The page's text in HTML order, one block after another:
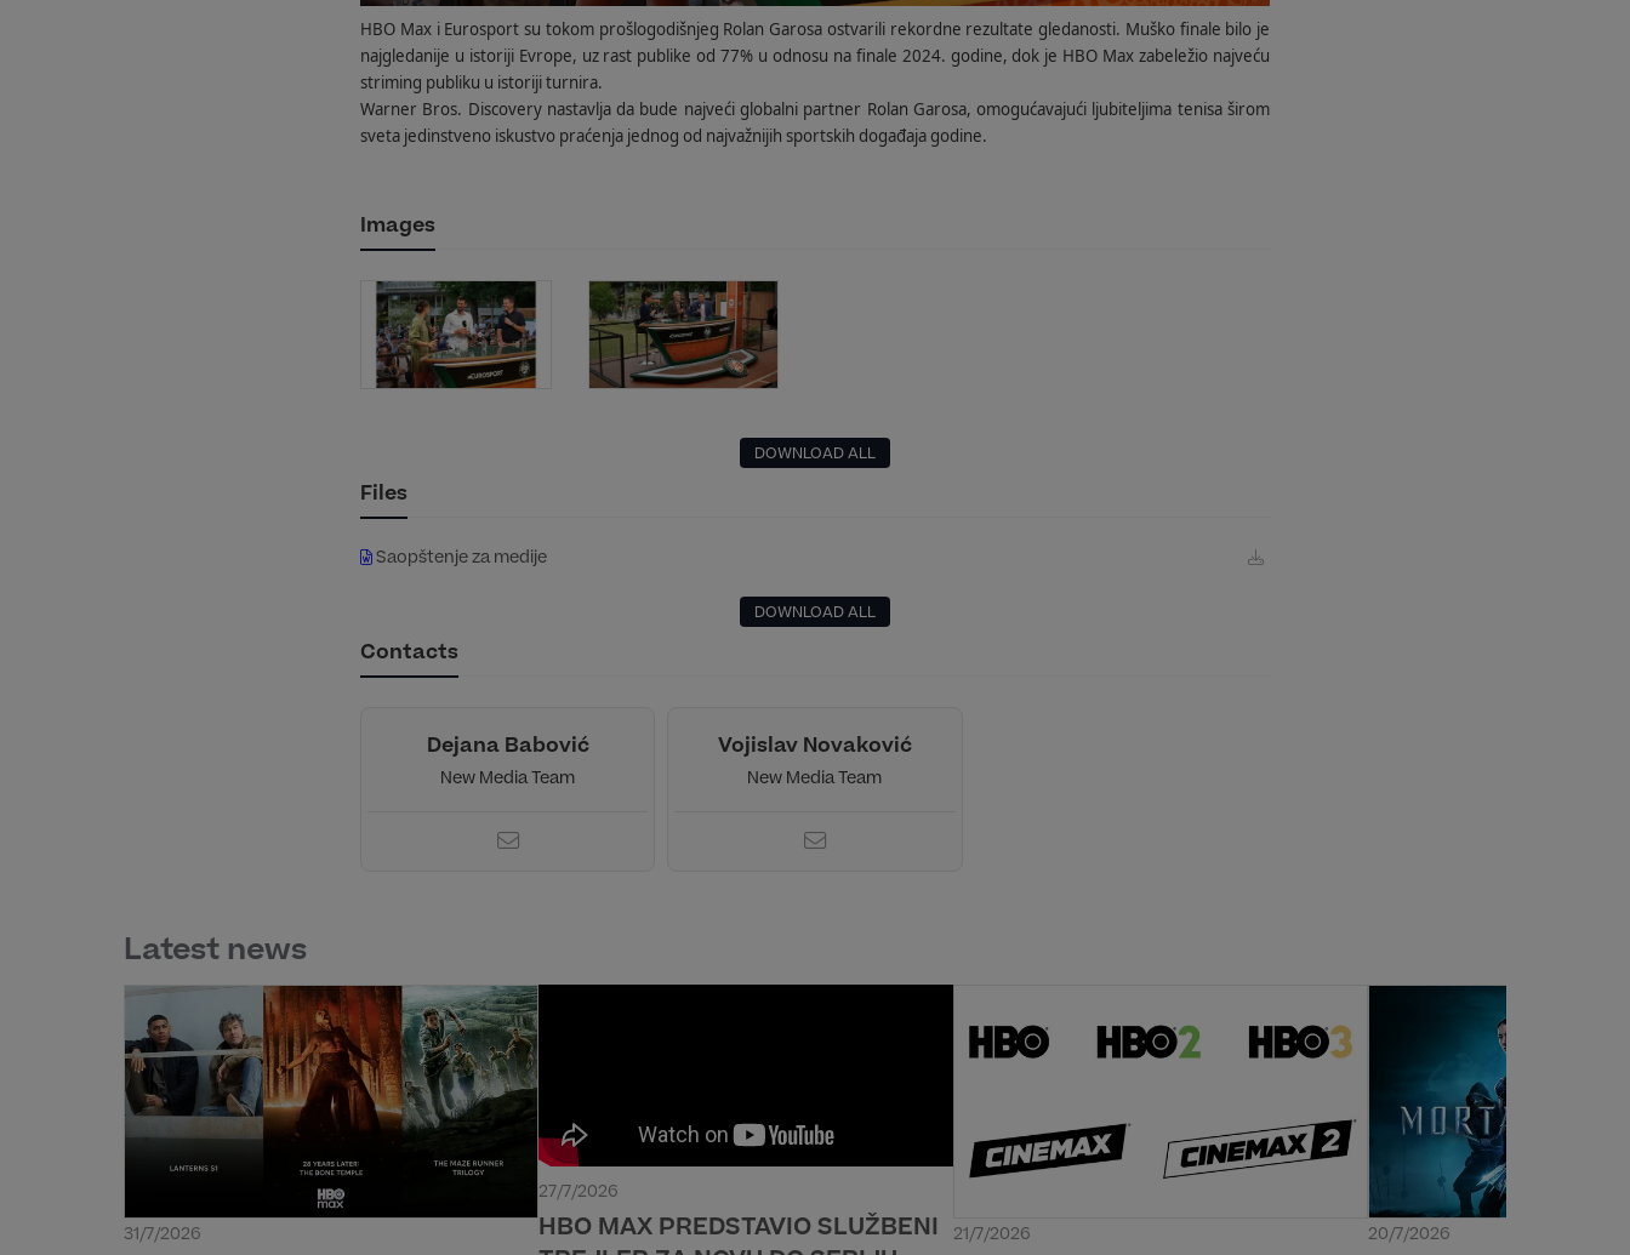
HBO Max i Eurosport su tokom prošlogodišnjeg Rolan Garosa ostvarili rekordne rezultate gledanosti. Muško finale bilo je
najgledanije u istoriji Evrope, uz rast publike od 77% u odnosu na finale 2024. godine, dok je HBO Max zabeležio najveću
striming publiku u istoriji turnira.
Warner Bros. Discovery nastavlja da bude najveći globalni partner Rolan Garosa, omogućavajući ljubiteljima tenisa širom
sveta jedinstveno iskustvo praćenja jednog od najvažnijih sportskih događaja godine.
Images
DOWNLOAD ALL
Files
Saopštenje za medije
DOWNLOAD ALL
Contacts
Dejana Babović
New Media Team
Vojislav Novaković
New Media Team
Latest news
31/7/2026
27/7/2026
HBO MAX PREDSTAVIO SLUŽBENI
21/7/2026 20/7/2026